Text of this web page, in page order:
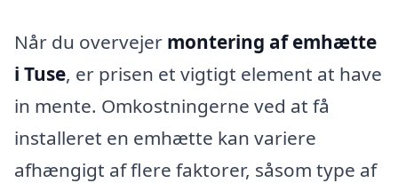
Når du overvejer montering af emhætte
i Tuse, er prisen et vigtigt element at have
in mente. Omkostningerne ved at få
installeret en emhætte kan variere
afhængigt af flere faktorer, såsom type af